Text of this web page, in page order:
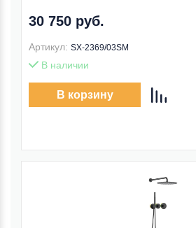
30 750 руб.
Артикул: SX-2369/03SM
В наличии
В корзину